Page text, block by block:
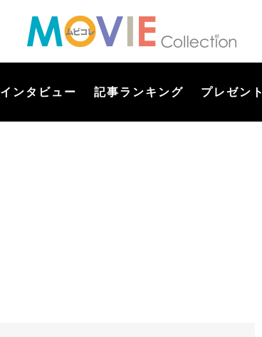
インタビュー 記事ランキング プレゼント